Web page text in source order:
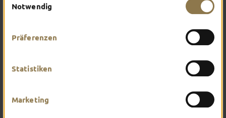
Notwendig
Präferenzen
Statistiken
Marketing